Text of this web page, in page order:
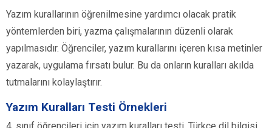
Yazım kurallarının öğrenilmesine yardımcı olacak pratik
yöntemlerden biri, yazma çalışmalarının düzenli olarak
yapılmasıdır. Öğrenciler, yazım kurallarını içeren kısa metinler
yazarak, uygulama fırsatı bulur. Bu da onların kuralları akılda
tutmalarını kolaylaştırır.
Yazım Kuralları Testi Örnekleri